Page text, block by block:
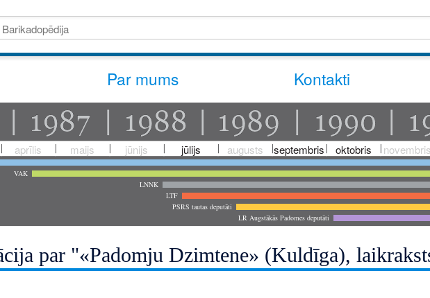
Par mums Kontakti
aprīlis maijs jūnijs jūlijs augusts septembris oktobris novembris
VAK
LNNK
LTF
PSRS tautas deputāti
LR Augstākās Padomes deputāti
par "«Padomju Dzimtene» (Kuldīga),